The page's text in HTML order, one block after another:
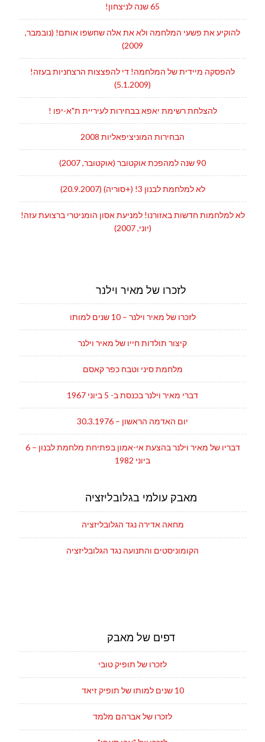
65 שנה לניצחון!
להוקיע את פשעי המלחמה ולא את אלה שחשפו אותם! (נובמבר,
2009)
להפסקה מיידית של המלחמה! די להפצצות הרצחניות בעזה!
(5.1.2009)
להצלחת רשימת יאפא בבחירות לעיריית ת"א-יפו !
הבחירות המוניציפאליות 2008
90 שנה למהפכת אוקטובר (אוקטובר, 2007)
לא למלחמת לבנון 3! (+סוריה) (20.9.2007)
לא למלחמות חדשות באזורנו! למניעת אסון הומניטרי ברצועת עזה!
(יוני, 2007)
לזכרו של מאיר וילנר
לזכרו של מאיר וילנר – 10 שנים למותו
קיצור תולדות חייו של מאיר וילנר
מלחמת סיני וטבח כפר קאסם
דברי מאיר וילנר בכנסת ב- 5 ביוני 1967
יום האדמה הראשון – 30.3.1976
דבריו של מאיר וילנר בהצעת אי-אמון בפתיחת מלחמת לבנון – 6
ביוני 1982
מאבק עולמי בגלובליזציה
מחאה אדירה נגד הגלובליזציה
הקומוניסטים והתנועה נגד הגלובליזציה
דפים של מאבק
לזכרו של תופיק טובי
10 שנים למותו של תופיק זיאד
לזכרו של אברהם מלמד